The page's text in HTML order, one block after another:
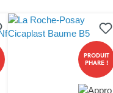
PRODUIT
PHARE !